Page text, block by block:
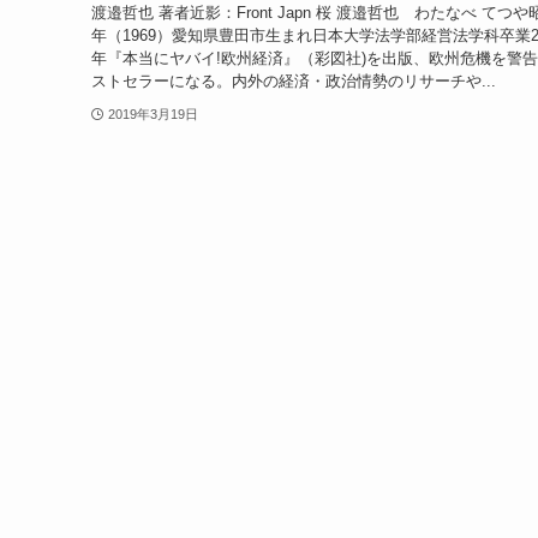
渡邉哲也 著者近影：Front Japn 桜 渡邉哲也 わたなべ てつや
年（1969）愛知県豊田市生まれ日本大学法学部経営法学科卒業
年『本当にヤバイ!欧州経済』（彩図社)を出版、欧州危機を警
ストセラーになる。内外の経済・政治情勢のリサーチや...
2019年3月19日